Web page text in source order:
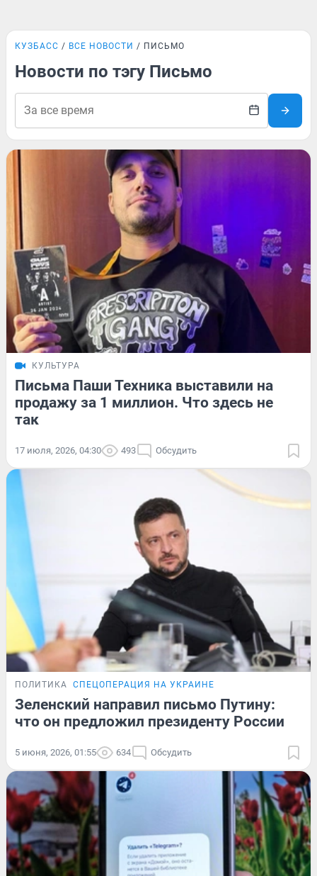
КУЗБАСС ВСЕ НОВОСТИ ПИСЬМО
Новости по тэгу Письмо
КУЛЬТУРА
Письма Паши Техника выставили на
продажу за 1 миллион. Что здесь не
так
17 июля, 2026, 04:30 493 Обсудить
ПОЛИТИКА СПЕЦОПЕРАЦИЯ НА УКРАИНЕ
Зеленский направил письмо Путину:
что он предложил президенту России
5 июня, 2026, 01:55 634 Обсудить